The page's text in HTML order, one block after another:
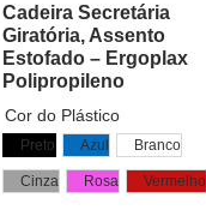
Cadeira Secretária
Giratória, Assento
Estofado – Ergoplax
Polipropileno
Cor do Plástico
Preto Azul Branco
Cinza Rosa Vermelho